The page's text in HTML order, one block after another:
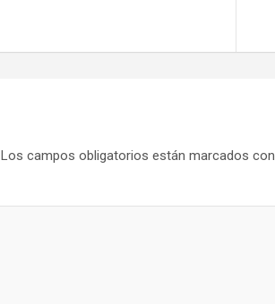
Los campos obligatorios están marcados con